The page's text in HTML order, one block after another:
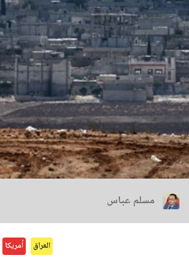
مسلم عباس
العراق أمريكا